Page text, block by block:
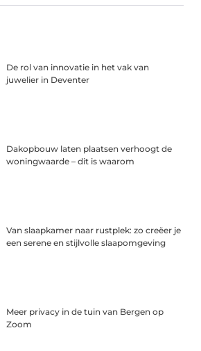
De rol van innovatie in het vak van
juwelier in Deventer
Dakopbouw laten plaatsen verhoogt de
woningwaarde – dit is waarom
Van slaapkamer naar rustplek: zo creëer je
een serene en stijlvolle slaapomgeving
Meer privacy in de tuin van Bergen op
Zoom